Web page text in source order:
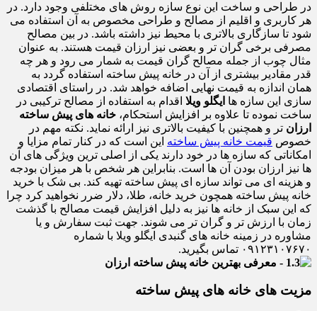
در طراحی و ساخت این نوع سازه روش های مختلفی وجود دارد. در
هر کاربری و اقلیم از مصالح و طراحی مخصوص به آن استفاده می
شود تا سازگاری بالاتری با محیط نیز داشته باشد. در بین مصالح
مصرفی برخی گران تر و بعضی نیز ارزان قیمت هستند. به عنوان
مثال چوب از جمله مصالح گران قیمت به شمار می رود و هر چه
قدر مقادیر بیشتری از آن در خانه پیش ساخته استفاده گردد به
همان اندازه به قیمت نهایی اضافه خواهد شد. در راستای اقتصادی
سازی این سازه ها ایگلو ویلا اقدام به استفاده از مصالح ترکیبی در
ساخت نموده تا علاوه بر افزایش استحکام، خانه های پیش ساخته
ارزان تر و همچنین با کیفیت بالاتری نیز ارائه نماید. نکته مهم در
خصوص قیمت خانه پیش ساخته این است که در کنار تمام مزایا و
امکاناتی که سازه ها در خود دارند یکی از اصلی ترین ویژگی های آن
ها نیز ارزان بودن آن ها است. بنابراین هر شخص با هر میزان بودجه
و هزینه ای می تواند سازه ای پیش ساخته تهیه کند. بی شک با خرید
خانه پیش ساخته همچون خرید خانه، طلا، دلار ضرر نخواهید کرد چرا
که این سبک از خانه ها نیز به دلیل افزایش قیمت مصالح با گذشت
زمان با ارزش تر و گران تر می شوند. جهت ثبت سفارش و یا
مشاوره در زمینه خانه های گنبدی ایگلو ویلا با شماره
۰۹۱۲۳۱۰۷۶۷۰ تماس بگیرید.
مزیت های خانه های پیش ساخته